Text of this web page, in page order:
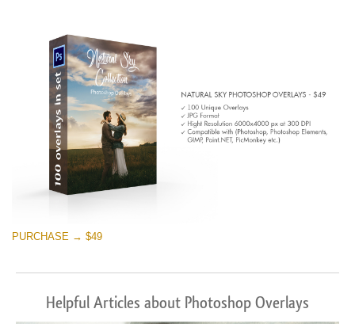
PURCHASE → $49
Helpful Articles about Photoshop Overlays